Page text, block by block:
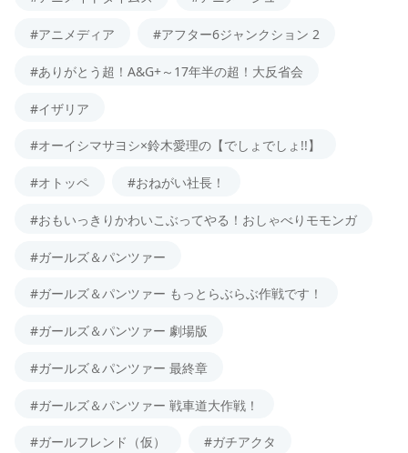
#アニメディア #アフター6ジャンクション 2
#ありがとう超！A&G+～17年半の超！大反省会
#イザリア
#オーイシマサヨシ×鈴木愛理の【でしょでしょ!!】
#オトッペ #おねがい社長！
#おもいっきりかわいこぶってやる！おしゃべりモモンガ
#ガールズ＆パンツァー
#ガールズ＆パンツァー もっとらぶらぶ作戦です！
#ガールズ＆パンツァー 劇場版
#ガールズ＆パンツァー 最終章
#ガールズ＆パンツァー 戦車道大作戦！
#ガールフレンド（仮） #ガチアクタ